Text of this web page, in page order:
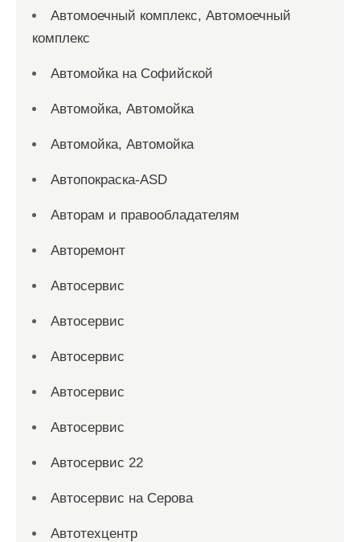
Автомоечный комплекс, Автомоечный
комплекс
Автомойка на Софийской
Автомойка, Автомойка
Автомойка, Автомойка
Автопокраска-ASD
Авторам и правообладателям
Авторемонт
Автосервис
Автосервис
Автосервис
Автосервис
Автосервис
Автосервис 22
Автосервис на Серова
Автотехцентр